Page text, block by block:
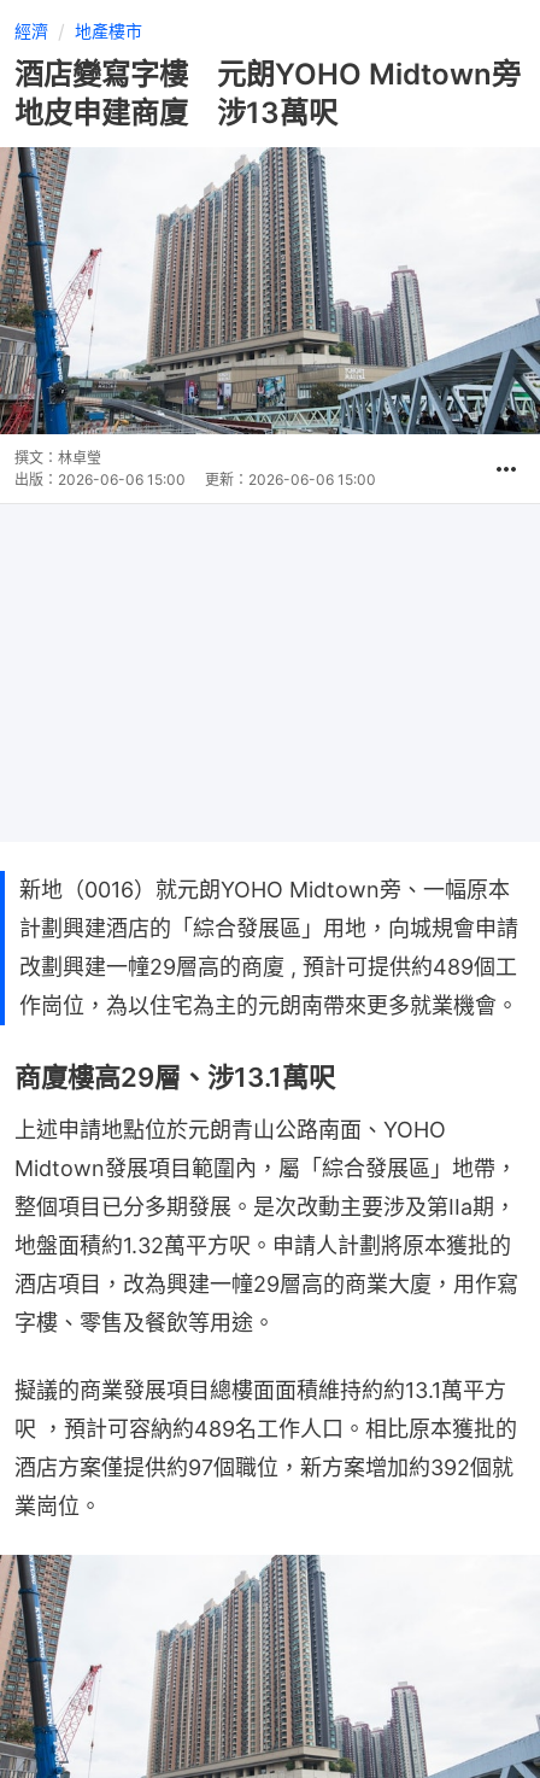
經濟 地產樓市
酒店變寫字樓 元朗YOHO Midtown旁
地皮申建商廈 涉13萬呎
撰文： 林卓瑩
出版： 2026-06-06 15:00 更新： 2026-06-06 15:00
新地（0016）就元朗YOHO Midtown旁、一幅原本
計劃興建酒店的「綜合發展區」用地，向城規會申請
改劃興建一幢29層高的商廈 , 預計可提供約489個工
作崗位，為以住宅為主的元朗南帶來更多就業機會。
商廈樓高29層、涉13.1萬呎
上述申請地點位於元朗青山公路南面、YOHO
Midtown發展項目範圍內，屬「綜合發展區」地帶，
整個項目已分多期發展。是次改動主要涉及第IIa期，
地盤面積約1.32萬平方呎。申請人計劃將原本獲批的
酒店項目，改為興建一幢29層高的商業大廈，用作寫
字樓、零售及餐飲等用途。
擬議的商業發展項目總樓面面積維持約約13.1萬平方
呎 ，預計可容納約489名工作人口。相比原本獲批的
酒店方案僅提供約97個職位，新方案增加約392個就
業崗位。